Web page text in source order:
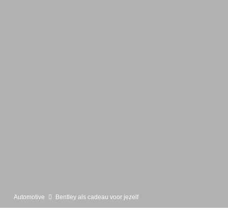
Automotive Bentley als cadeau voor jezelf